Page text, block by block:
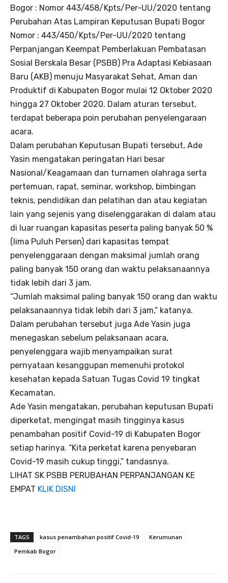
Bogor : Nomor 443/458/Kpts/Per-UU/2020 tentang
Perubahan Atas Lampiran Keputusan Bupati Bogor
Nomor : 443/450/Kpts/Per-UU/2020 tentang
Perpanjangan Keempat Pemberlakuan Pembatasan
Sosial Berskala Besar (PSBB) Pra Adaptasi Kebiasaan
Baru (AKB) menuju Masyarakat Sehat, Aman dan
Produktif di Kabupaten Bogor mulai 12 Oktober 2020
hingga 27 Oktober 2020. Dalam aturan tersebut,
terdapat beberapa poin perubahan penyelengaraan
acara.
Dalam perubahan Keputusan Bupati tersebut, Ade
Yasin mengatakan peringatan Hari besar
Nasional/Keagamaan dan turnamen olahraga serta
pertemuan, rapat, seminar, workshop, bimbingan
teknis, pendidikan dan pelatihan dan atau kegiatan
lain yang sejenis yang diselenggarakan di dalam atau
di luar ruangan kapasitas peserta paling banyak 50 %
(lima Puluh Persen) dari kapasitas tempat
penyelenggaraan dengan maksimal jumlah orang
paling banyak 150 orang dan waktu pelaksanaannya
tidak lebih dari 3 jam.
“Jumlah maksimal paling banyak 150 orang dan waktu
pelaksanaannya tidak lebih dari 3 jam,” katanya.
Dalam perubahan tersebut juga Ade Yasin juga
menegaskan sebelum pelaksanaan acara,
penyelenggara wajib menyampaikan surat
pernyataan kesanggupan memenuhi protokol
kesehatan kepada Satuan Tugas Covid 19 tingkat
Kecamatan.
Ade Yasin mengatakan, perubahan keputusan Bupati
diperketat, mengingat masih tingginya kasus
penambahan positif Covid-19 di Kabupaten Bogor
setiap harinya. “Kita perketat karena penyebaran
Covid-19 masih cukup tinggi,” tandasnya.
LIHAT SK PSBB PERUBAHAN PERPANJANGAN KE
EMPAT KLIK DISNI
TAGS kasus penambahan positif Covid-19
Kerumunan
Pemkab Bogor